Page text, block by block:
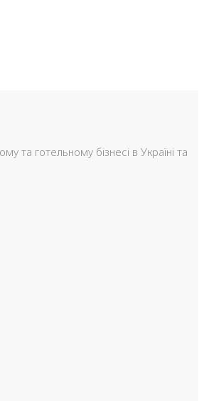
та готельному бізнесі в Україні та